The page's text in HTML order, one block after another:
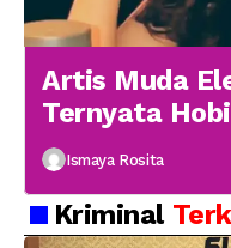
Artis Muda
Ternyata
Ismaya Rosita
Kriminal